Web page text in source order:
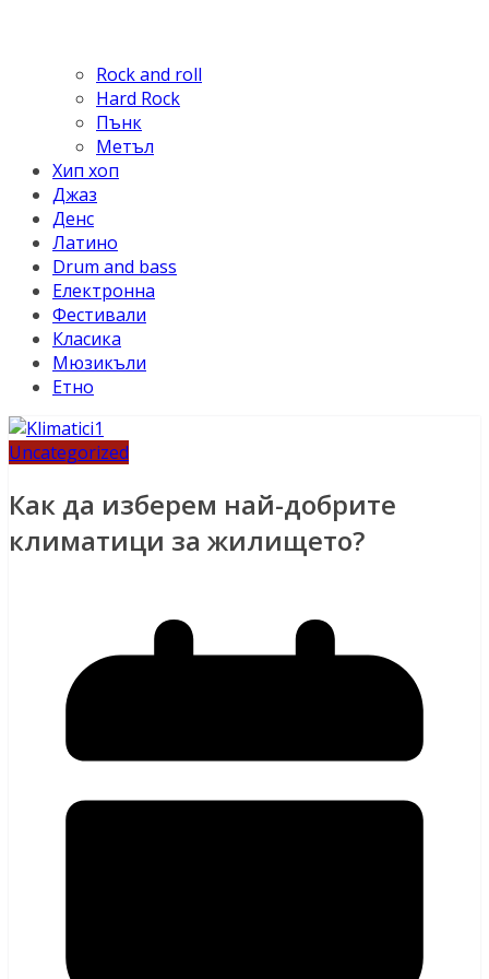
Rock and roll
Hard Rock
Пънк
Метъл
Хип хоп
Джаз
Денс
Латино
Drum and bass
Електронна
Фестивали
Класика
Мюзикъли
Етно
Uncategorized
Как да изберем най-добрите
климатици за жилището?